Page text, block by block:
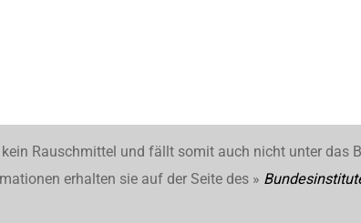
Rauschmittel und fällt somit auch nicht unter das
erhalten sie auf der Seite des »